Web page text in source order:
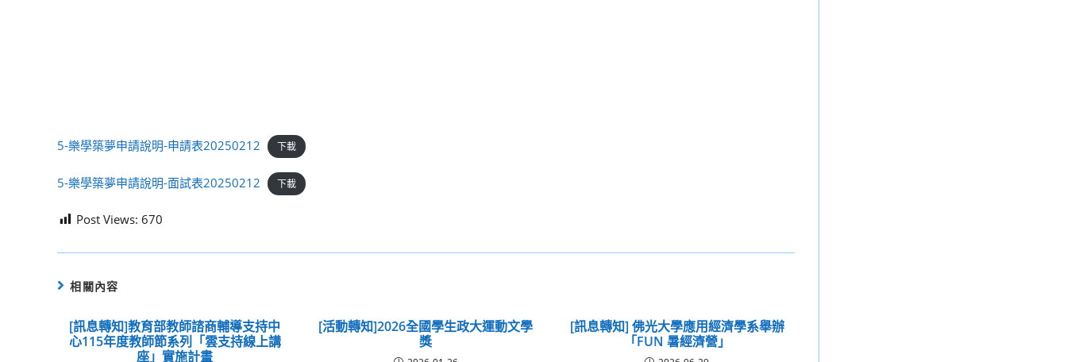
5-樂學築夢申請說明-申請表20250212 下載
5-樂學築夢申請說明-面試表20250212 下載
Post Views: 670
相關內容
[訊息轉知]教育部教師諮商輔導支持中
心115年度教師節系列「雲支持線上講
座」實施計畫
[活動轉知]2026全國學生政大運動文學
獎
[訊息轉知] 佛光大學應用經濟學系舉辦
「FUN 暑經濟營」